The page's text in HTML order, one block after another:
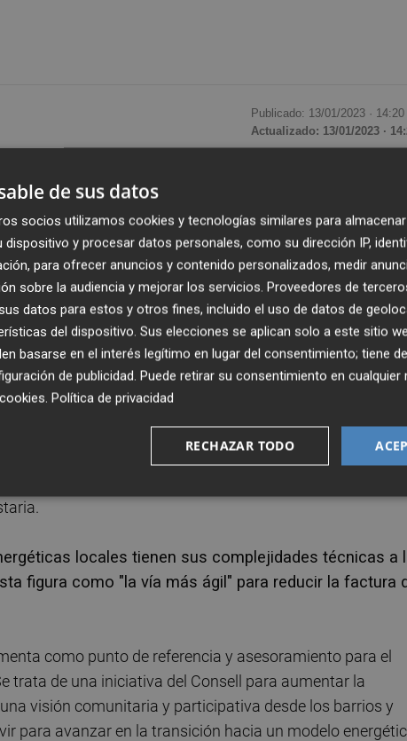
Publicado: 13/01/2023 · 14:20
Actualizado: 13/01/2023 ·
para crear una oficina de promoción y dinamización
a Vaersa y donde trabajarán cinco personas
y ofrecer acciones divulgativas y cursos de
de los que el 70 % se ha pedido a los fondos
en su totalidad en los presupuestos de la Generalitat,
consellera de Agricultura, Desarrollo Rural,
IsauraNavarro, tras el pleno del Consell.
procedimiento regulado en la Orden TED/1021/2022, de
para la concesión de ayudas a Oficinas de
y dinamización de comunidades energéticas
Transformación y Resiliencia, el Plan de
locales tienen sus complejidades técnicas a
figura como "la vía más ágil" para reducir la factura
como punto de referencia y asesoramiento para el
trata de una iniciativa del Consell para aumentar la
visión comunitaria y participativa desde los barrios y
para avanzar en la transición hacia un modelo
de sus datos
socios utilizamos cookies y tecnologías similares para
y procesar datos personales, como su dirección IP,
para ofrecer anuncios y contenido personalizados, medir
sobre la audiencia y mejorar los servicios. Proveedores de
datos para estos y otros fines, incluido el uso de datos de
del dispositivo. Sus elecciones se aplican solo a este sitio
basarse en el interés legítimo en lugar del consentimiento; tiene
de publicidad. Puede retirar su consentimiento en cualquier
. Política de privacidad
RECHAZAR TODO